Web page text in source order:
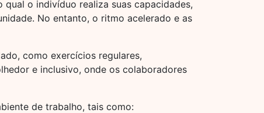
o indivíduo realiza suas capacidades,
No entanto, o ritmo acelerado e as
como exercícios regulares,
e inclusivo, onde os colaboradores
de trabalho, tais como: